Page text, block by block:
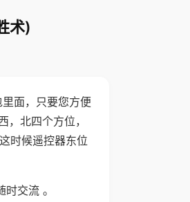
术)
面，只要您方便
北四个方位，
时候遥控器东位
交流 。